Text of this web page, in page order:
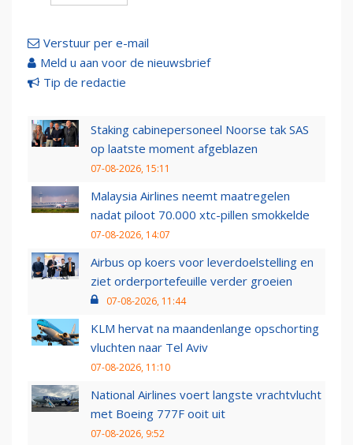
Verstuur per e-mail
Meld u aan voor de nieuwsbrief
Tip de redactie
Staking cabinepersoneel Noorse tak SAS
op laatste moment afgeblazen
07-08-2026, 15:11
Malaysia Airlines neemt maatregelen
nadat piloot 70.000 xtc-pillen smokkelde
07-08-2026, 14:07
Airbus op koers voor leverdoelstelling en
ziet orderportefeuille verder groeien
07-08-2026, 11:44
KLM hervat na maandenlange opschorting
vluchten naar Tel Aviv
07-08-2026, 11:10
National Airlines voert langste vrachtvlucht
met Boeing 777F ooit uit
07-08-2026, 9:52